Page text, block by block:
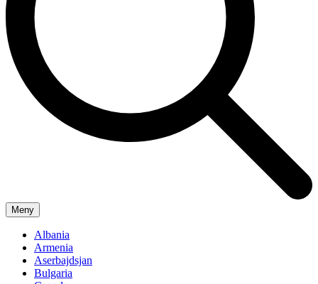
Meny
Albania
Armenia
Aserbajdsjan
Bulgaria